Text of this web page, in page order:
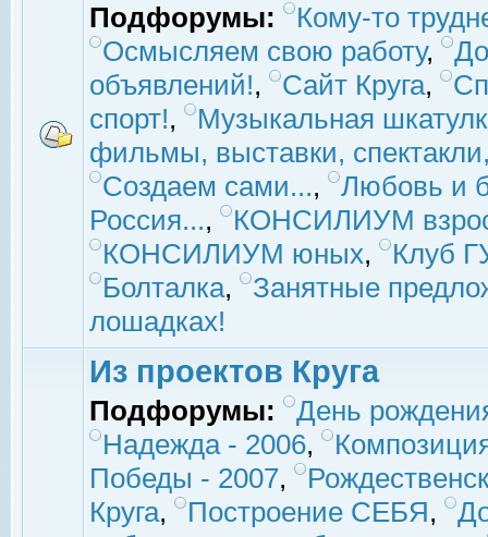
Подфорумы:
Кому-то
Осмысляем свою работу,
объявлений!, Сайт Круга,
спорт!,
Музыкальная
фильмы, выставки,
Создаем сами...,
Любовь и
Россия...,
КОНСИЛИУМ
КОНСИЛИУМ юных,
Клуб
Болталка,
Занятные
лошадках!
Из проектов Круга
Подфорумы:
День
Надежда - 2006,
Победы - 2007,
Круга, Построение СЕБЯ,